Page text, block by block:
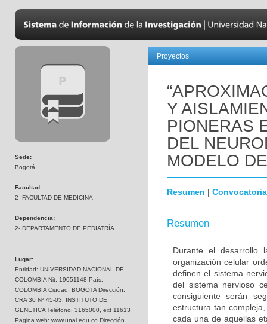
Sede:
Bogotá
Facultad:
2- FACULTAD DE MEDICINA
Dependencia:
2- DEPARTAMENTO DE PEDIATRÍA
Lugar:
Entidad: UNIVERSIDAD NACIONAL DE
COLOMBIA Nit: 19051148 País:
COLOMBIA Ciudad: BOGOTA Dirección:
CRA 30 Nª 45-03, INSTITUTO DE
GENETICA Teléfono: 3165000, ext 11613
Pagina web: www.unal.edu.co Dirección
Proyectos
Y
PIONERAS
DEL
MODELO
Resumen | Convocatoria
Resumen
Durante el desarrollo
organización celular
definen el sistema
del sistema nervioso
consiguiente serán
estructura tan
cada una de aquellas